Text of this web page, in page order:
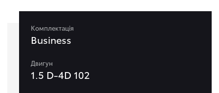
Комплектація
Business
Двигун
1.5 D-4D 102